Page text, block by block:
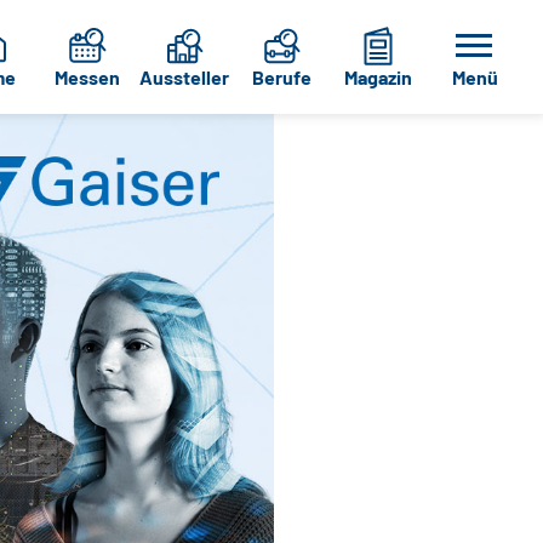
Messen Aussteller Berufe Magazin Menü